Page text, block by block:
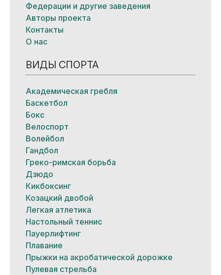
Федерации и другие заведения
Авторы проекта
Контакты
О нас
ВИДЫ СПОРТА
Академическая гребля
Баскетбол
Бокс
Велоспорт
Волейбол
Гандбол
Греко-римская борьба
Дзюдо
Кикбоксинг
Козацкий двобой
Легкая атлетика
Настольный теннис
Пауерлифтинг
Плавание
Прыжки на акробатической дорожке
Пулевая стрельба